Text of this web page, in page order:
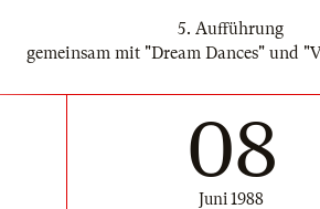
5. Aufführung
gemeinsam mit "Dream Dances" und
08
Juni 1988